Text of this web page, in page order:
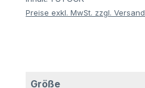
Preise exkl. MwSt. zzgl.
Größeauswählen